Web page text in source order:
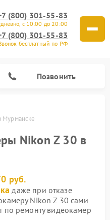
(800) 301-55-83
с 10:00 до 20:00
(800) 301-55-83
бесплатный по РФ
Позвонить
Мурманске
Nikon Z 30 в
руб.
даже при отказе
Nikon Z 30 сами
по ремонту видеокамер